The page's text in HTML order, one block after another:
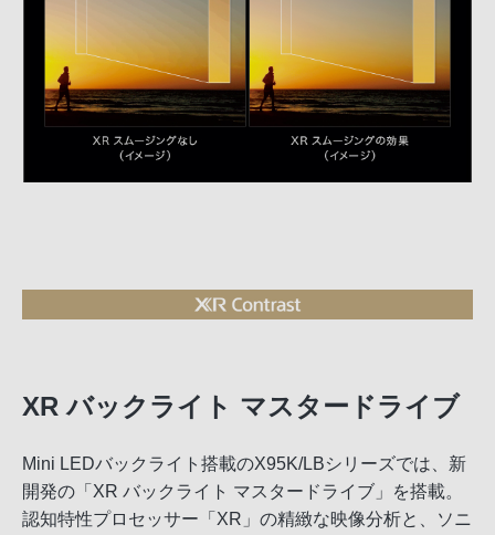
XR バックライト マスタードライブ
Mini LEDバックライト搭載のX95K/LBシリーズでは、新
開発の「XR バックライト マスタードライブ」を搭載。
認知特性プロセッサー「XR」の精緻な映像分析と、ソニ